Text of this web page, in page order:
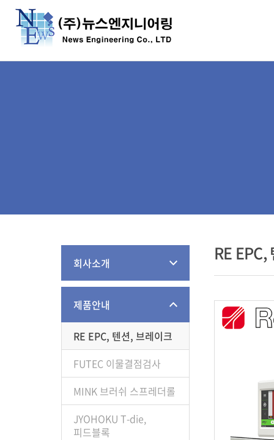
회사소개
제품안내
RE EPC, 텐션, 브레이크
FUTEC 이물결점검사
MINK 브러쉬 스프레더롤
JYOHOKU T-die,
피드블록
RE EPC,